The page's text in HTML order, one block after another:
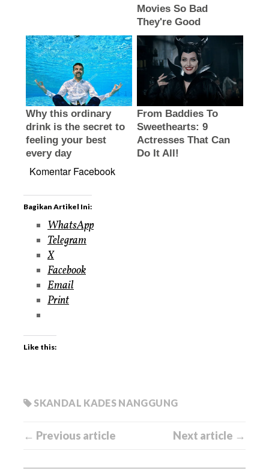
Komentar Facebook
Bagikan Artikel Ini:
WhatsApp
Telegram
X
Facebook
Email
Print
Like this:
SKANDAL KADES NANGGUNG
← Previous article Next article →